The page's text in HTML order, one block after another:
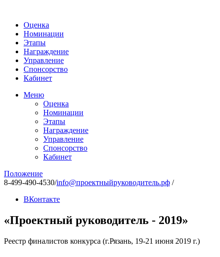
Оценка
Номинации
Этапы
Награждение
Управление
Спонсорство
Кабинет
Меню
Оценка
Номинации
Этапы
Награждение
Управление
Спонсорство
Кабинет
Положение
8-499-490-4530/info@проектныйруководитель.рф /
ВКонтакте
«Проектный руководитель - 2019»
Реестр финалистов конкурса (г.Рязань, 19-21 июня 2019 г.)